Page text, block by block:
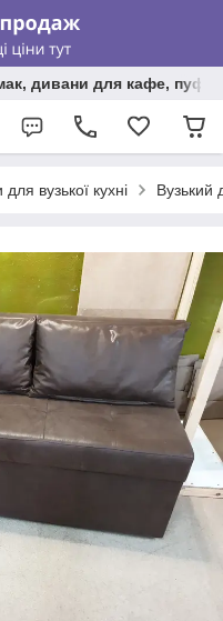
дивани для кафе,
вузької кухні Вузький